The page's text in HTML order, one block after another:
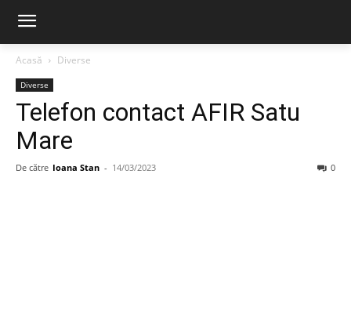
Acasă Diverse
Diverse
Telefon contact AFIR Satu
Mare
De către Ioana Stan - 14/03/2023 0